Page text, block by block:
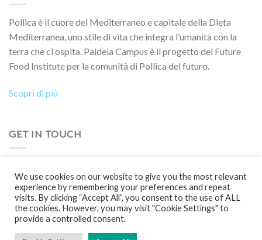
Pollica è il cuore del Mediterraneo e capitale della Dieta
Mediterranea, uno stile di vita che integra l’umanità con la
terra che ci ospita. Paideia Campus è il progetto del Future
Food Institute per la comunità di Pollica del futuro.
Scopri di più
GET IN TOUCH
Boot Camp o semplicemente saperne di più?
Contattaci!
We use cookies on our website to give you the most relevant
experience by remembering your preferences and repeat
visits. By clicking “Accept All”, you consent to the use of ALL
the cookies. However, you may visit "Cookie Settings" to
provide a controlled consent.